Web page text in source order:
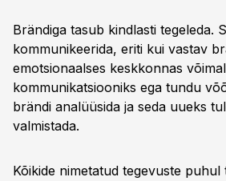
Brändiga tasub kindlasti tegeleda.
kommunikeerida, eriti kui vastav
emotsionaalses keskkonnas
kommunikatsiooniks ega tundu
brändi analüüsida ja seda uueks
valmistada.
Kõikide nimetatud tegevuste puhul